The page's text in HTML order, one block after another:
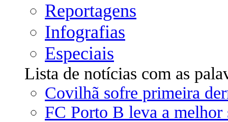
Reportagens
Infografias
Especiais
Lista de notícias com as
Covilhã sofre primeira
FC Porto B leva a